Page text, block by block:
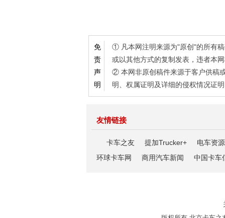
免
责
声
明
① 凡本网注明来源为"原创"的所有
或以其他方式的复制发表，违者本
② 本网非原创稿件来源于客户供稿
明、权属证明及详细的侵权情况证
友情链接
卡车之友 提加Trucker+
电车资源
环球卡车网
商用汽车新闻 中国卡车